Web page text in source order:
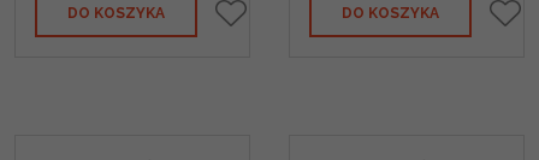
DO KOSZYKA DO KOSZYKA